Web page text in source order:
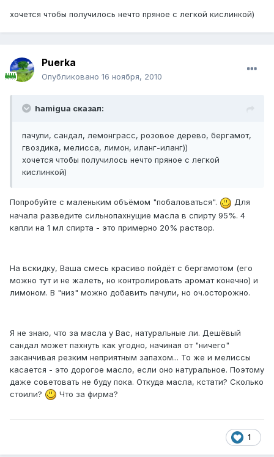
хочется чтобы получилось нечто пряное с легкой кислинкой)
Puerka
Опубликовано 16 ноября, 2010
hamigua сказал:
пачули, сандал, лемонграсс, розовое дерево, бергамот,
гвоздика, мелисса, лимон, иланг-иланг))
хочется чтобы получилось нечто пряное с легкой
кислинкой)
Попробуйте с маленьким объёмом "побаловаться".
Для
начала разведите сильнопахнущие масла в спирту 95%. 4
капли на 1 мл спирта - это примерно 20% раствор.
На вскидку, Ваша смесь красиво пойдёт с бергамотом (его
можно тут и не жалеть, но контролировать аромат конечно) и
лимоном. В "низ" можно добавить пачули, но оч.осторожно.
Я не знаю, что за масла у Вас, натуральные ли. Дешёвый
сандал может пахнуть как угодно, начиная от "ничего"
заканчивая резким неприятным запахом... То же и мелиссы
касается - это дорогое масло, если оно натуральное. Поэтому
даже советовать не буду пока. Откуда масла, кстати? Сколько
стоили?
Что за фирма?
1